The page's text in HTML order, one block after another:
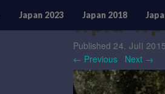
Japan 2023 Japan 2018
wpid-
Published 24. Juli 2015
← Previous
Next →